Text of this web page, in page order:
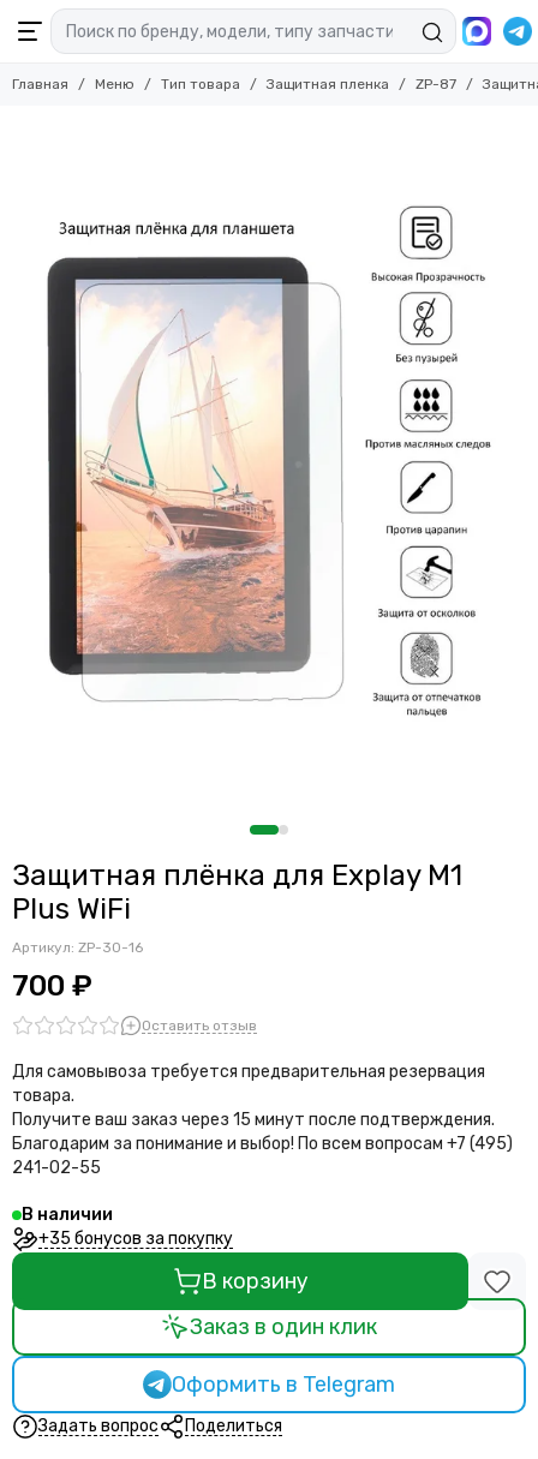
Главная Меню Тип товара Защитная пленка ZP-87
Защитная плёнка для Explay M1
Plus WiFi
Артикул: ZP-30-16
700 ₽
Оставить отзыв
Для самовывоза требуется предварительная резервация
товара.
Получите ваш заказ через 15 минут после подтверждения.
Благодарим за понимание и выбор! По всем вопросам +7 (495)
241-02-55
В наличии
+35 бонусов за покупку
В корзину
Заказ в один клик
Оформить в Telegram
Задать вопрос Поделиться